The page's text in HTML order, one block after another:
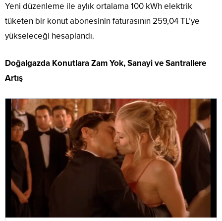
Yeni düzenleme ile aylık ortalama 100 kWh elektrik
tüketen bir konut abonesinin faturasının 259,04 TL’ye
yükseleceği hesaplandı.
Doğalgazda Konutlara Zam Yok, Sanayi ve Santrallere
Artış